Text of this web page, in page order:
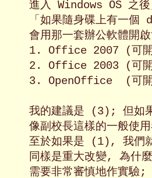
進入 Windows OS 之
「如果隨身碟上有一
會用那一套辦公軟體開啟
1. Office 2007 (可開
2. Office 2003 (可開
3. OpenOffice  (可開
我的建議是 (3); 但如
像副校長這樣的一般使
至於如果是 (1), 我們
同樣是重大改變, 為
需要非常審慎地作實